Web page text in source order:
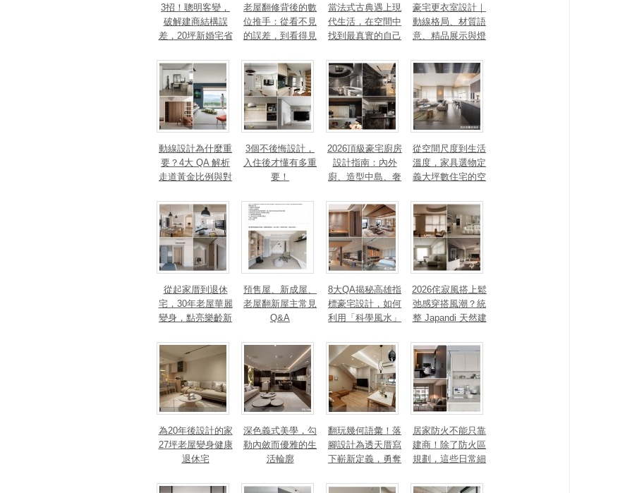
3招！聰明客變，
破解建商結構誤
差，20坪新婚宅省
錢
老屋翻修背後的數
位推手：從看不見
的誤差，到看得見
當法式古典遇上現
代生活，在空間中
找到最真實的自己
豪宅更衣室設計｜
動線格局、材質語
意、精品展示與燈
打造高訂生活儀式
動線設計為什麼重
要？4大 QA 解析
走道黃金比例與對
3個不後悔設計，
入住後才懂有多重
要！
2026頂級豪宅廚房
設計指南：內外
廚、造型中島、奢
讓廚房從空間配角
變主角！
從空間尺度到生活
溫度，家具選物定
義大坪數住宅的空
從起家厝到退休
宅，30年老屋華麗
變身，點亮樂齡新
法、英指標設計大
獎！
預售屋、新成屋、
老屋翻新屋主常見
Q&A
8大QA揭秘高雄指
標豪宅設計，如何
利用「科學風水」
量磁場？
2026侘寂風搭上鬆
弛感穿搭風潮？統
整 Japandi 天然建
有風靡全球的軟裝
家具推薦
為20年後設計的家
27坪老屋變身健康
退休宅
深色義式美學，勾
勒內斂而優雅的生
活輪廓
翻玩幾何語彙！落
腳設計為透天厝寫
下嶄新定義，勇奪
TAN 國際大獎
居家防火不能只靠
建商！除了防火區
規劃，這些日常細